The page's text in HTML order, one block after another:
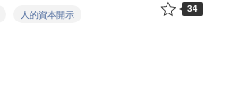
人的資本開示 34